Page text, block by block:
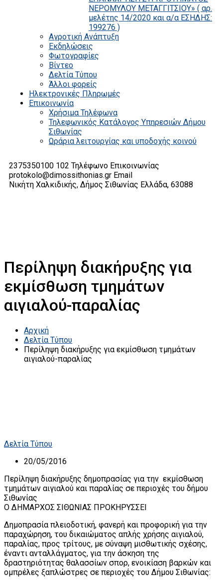
ΝΕΡΟΜΥΛΟΥ ΜΕΤΑΓΓΙΤΣΙΟΥ» ( αρ.
μελέτης 14/2020 και α/α ΕΣΗΔΗΣ:
199276 )
Αγροτική Ανάπτυξη
Εκδηλώσεις
Φωτογραφίες
Βίντεο
Δελτία Τύπου
Άλλοι φορείς
Ηλεκτρονικές Πληρωμές
Επικοινωνία
Χρήσιμα Τηλέφωνα
Τηλεφωνικός Κατάλογος Υπηρεσιών Δήμου
Σιθωνίας
Ωράρια λειτουργίας και υποδοχής κοινού
2375350100 102 Τηλέφωνο Επικοινωνίας
protokolo@dimossithonias.gr Email
Νικήτη Χαλκιδικής, Δήμος Σιθωνίας Ελλάδα, 63088
Περίληψη διακήρυξης για
εκμίσθωση τμημάτων
αιγιαλού-παραλίας
Αρχική
Δελτία Τύπου
Περίληψη διακήρυξης για εκμίσθωση τμημάτων
αιγιαλού-παραλίας
Δελτία Τύπου
20/05/2016
Περίληψη διακήρυξης δημοπρασίας για την εκμίσθωση
τμημάτων αιγιαλού και παραλίας σε περιοχές του δήμου
Σιθωνίας
Ο ΔΗΜΑΡΧΟΣ ΣΙΘΩΝΙΑΣ ΠΡΟΚΗΡΥΣΣΕΙ
Δημοπρασία πλειοδοτική, φανερή και προφορική για την
παραχώρηση, του δικαιώματος απλής χρήσης αιγιαλού,
παραλίας, προς τρίτους, με σύναψη μισθωτικής σχέσης,
έναντι ανταλλάγματος, για την άσκηση της
δραστηριότητας θαλασσίων σπορ, ενοικίαση βαρκών και
ομπρέλες ξαπλώστρες σε περιοχές του Δήμου Σιθωνίας: